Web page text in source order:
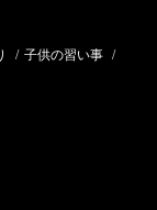
/ 子供の習い事 /